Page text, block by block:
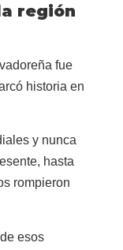
región
fue
historia en
y nunca
hasta
rompieron
esos